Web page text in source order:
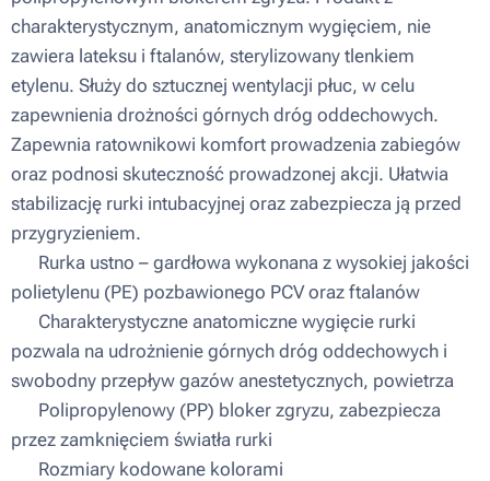
charakterystycznym, anatomicznym wygięciem, nie
zawiera lateksu i ftalanów, sterylizowany tlenkiem
etylenu. Służy do sztucznej wentylacji płuc, w celu
zapewnienia drożności górnych dróg oddechowych.
Zapewnia ratownikowi komfort prowadzenia zabiegów
oraz podnosi skuteczność prowadzonej akcji. Ułatwia
stabilizację rurki intubacyjnej oraz zabezpiecza ją przed
przygryzieniem.
▪ Rurka ustno – gardłowa wykonana z wysokiej jakości
polietylenu (PE) pozbawionego PCV oraz ftalanów
▪ Charakterystyczne anatomiczne wygięcie rurki
pozwala na udrożnienie górnych dróg oddechowych i
swobodny przepływ gazów anestetycznych, powietrza
▪ Polipropylenowy (PP) bloker zgryzu, zabezpiecza
przez zamknięciem światła rurki
▪ Rozmiary kodowane kolorami